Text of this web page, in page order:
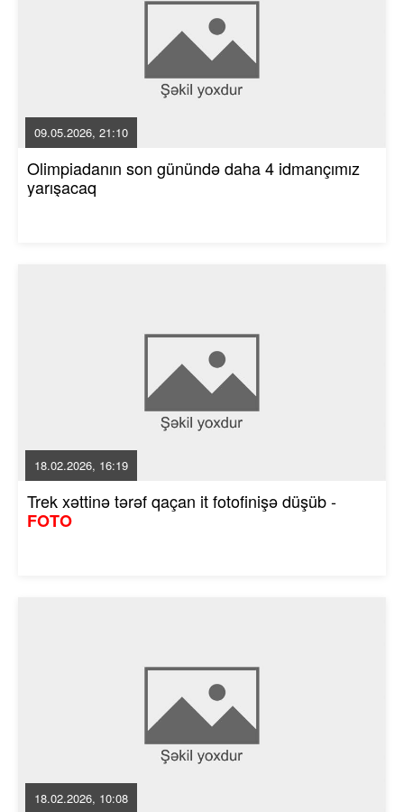
09.05.2026, 21:10
Olimpiadanın son günündə daha 4 idmançımız
yarışacaq
18.02.2026, 16:19
Trek xəttinə tərəf qaçan it fotofinişə düşüb -
FOTO
18.02.2026, 10:08